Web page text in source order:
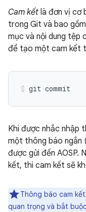
Cam kết là đơn vị cơ
trong Git và bao
mục và nội dung tệp
để tạo một cam kết
Khi được nhắc nhập
một thông báo ngắn
được gửi đến AOSP.
kết, thì cam kết sẽ
Thông báo cam
quan trọng và bắt